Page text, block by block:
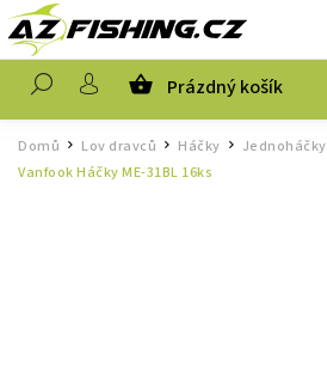
Prázdný košík
Domů / Lov dravců / Háčky Jednoháčky
Vanfook Háčky ME-31BL 16ks